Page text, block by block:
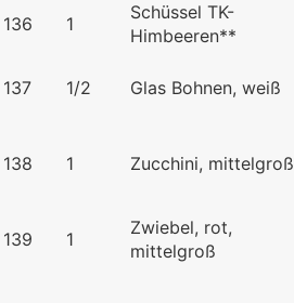
136
1
Schüssel TK-
Himbeeren**
137 1/2 Glas Bohnen, weiß
138 1 Zucchini, mittelgroß
139 1
Zwiebel, rot,
mittelgroß